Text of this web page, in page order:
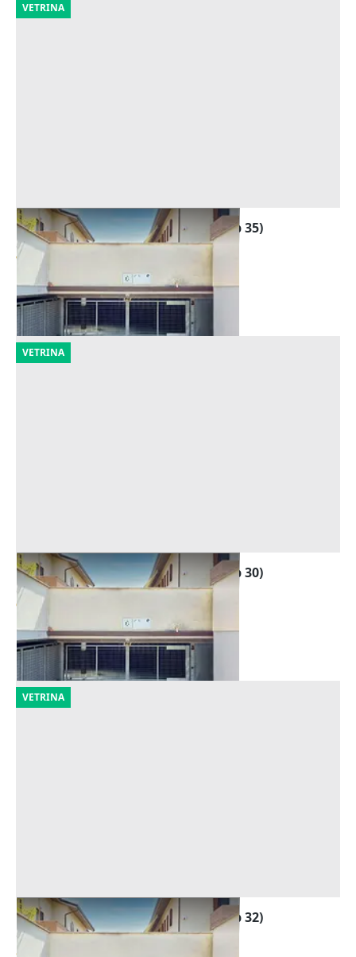
VETRINA
Asta Garage al piano interrato (sub 35)
Forlì (Forlì-Cesena)
Offerta minima
7.174 €
09/10/2026
VETRINA
Asta Garage al piano interrato (sub 30)
Forlì (Forlì-Cesena)
Offerta minima
9.088 €
09/10/2026
VETRINA
Asta Garage al piano interrato (sub 32)
Offerta minima
8.609 €